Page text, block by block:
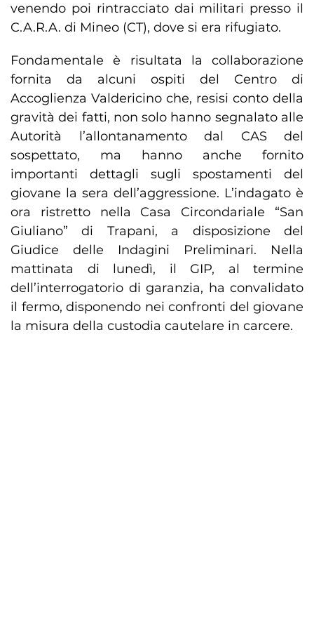
venendo poi rintracciato dai militari presso il
C.A.R.A. di Mineo (CT), dove si era rifugiato.
Fondamentale è risultata la collaborazione
fornita da alcuni ospiti del Centro di
Accoglienza Valdericino che, resisi conto della
gravità dei fatti, non solo hanno segnalato alle
Autorità l’allontanamento dal CAS del
sospettato, ma hanno anche fornito
importanti dettagli sugli spostamenti del
giovane la sera dell’aggressione. L’indagato è
ora ristretto nella Casa Circondariale “San
Giuliano” di Trapani, a disposizione del
Giudice delle Indagini Preliminari. Nella
mattinata di lunedì, il GIP, al termine
dell’interrogatorio di garanzia, ha convalidato
il fermo, disponendo nei confronti del giovane
la misura della custodia cautelare in carcere.